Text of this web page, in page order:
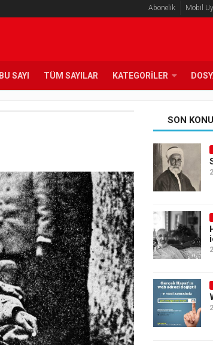
Abonelik Mobil
BU SAYI TÜM SAYILAR KATEGORILER
SON